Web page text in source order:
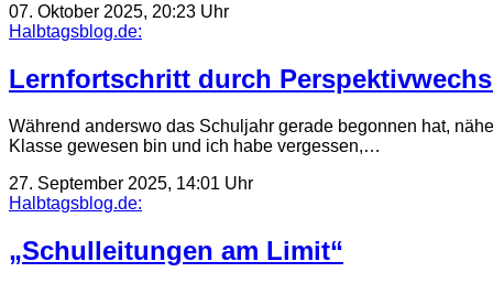
07. Oktober 2025, 20:23 Uhr
Halbtagsblog.de:
Lernfortschritt durch
Während anderswo das Schuljahr gerade begonnen hat,
Klasse gewesen bin und ich habe vergessen,…
27. September 2025, 14:01 Uhr
Halbtagsblog.de:
„Schulleitungen am Limit“